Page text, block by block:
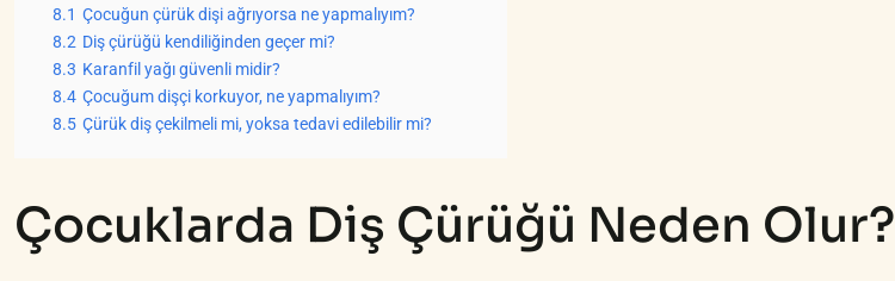
8.1 Çocuğun çürük dişi ağrıyorsa ne yapmalıyım?
8.2 Diş çürüğü kendiliğinden geçer mi?
8.3 Karanfil yağı güvenli midir?
8.4 Çocuğum dişçi korkuyor, ne yapmalıyım?
8.5 Çürük diş çekilmeli mi, yoksa tedavi edilebilir mi?
Çocuklarda Diş Çürüğü Neden Olur?